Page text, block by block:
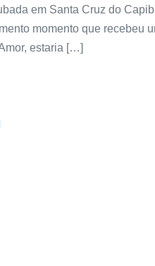
em Santa Cruz do
momento que recebeu
estaria […]